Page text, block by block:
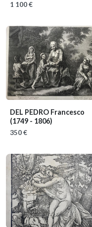
1 100 €
DEL PEDRO Francesco
(1749 - 1806)
350 €